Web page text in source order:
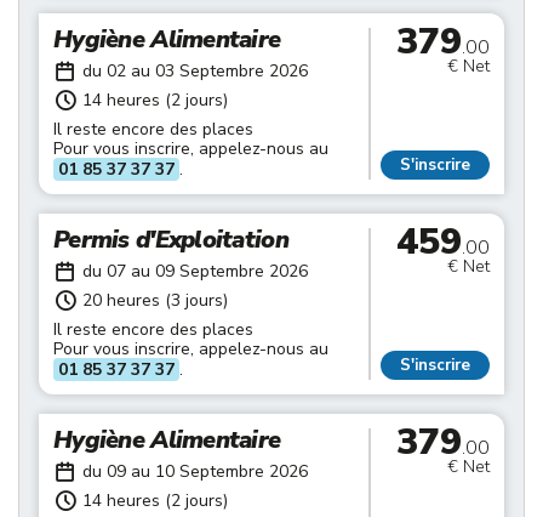
Hygiène Alimentaire
du 02 au 03 Septembre 2026
14 heures (2 jours)
Il reste encore des places
Pour vous inscrire, appelez-nous au
01 85 37 37 37 .
379.00
€ Net
S'inscrire
Permis d'Exploitation
du 07 au 09 Septembre 2026
20 heures (3 jours)
Il reste encore des places
Pour vous inscrire, appelez-nous au
01 85 37 37 37 .
459.00
€ Net
S'inscrire
Hygiène Alimentaire
du 09 au 10 Septembre 2026
14 heures (2 jours)
379.00
€ Net